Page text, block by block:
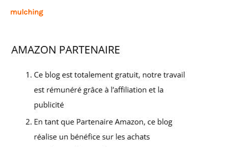
mulching